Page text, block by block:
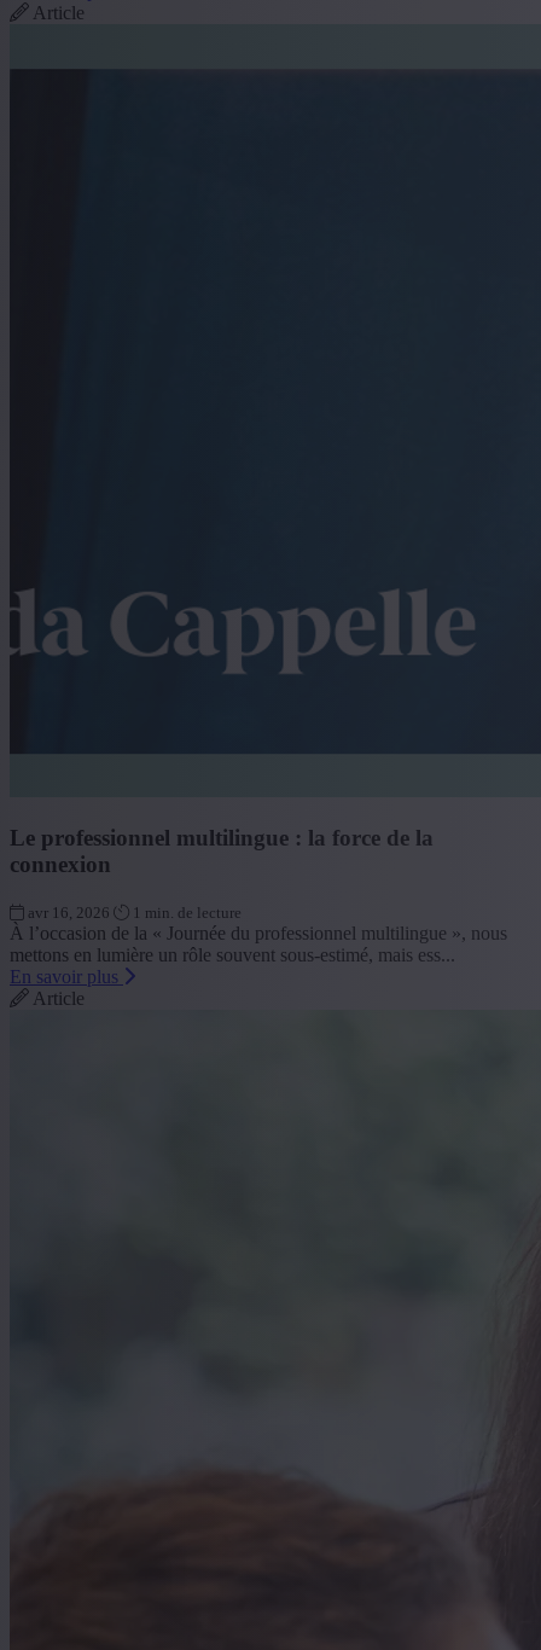
Article
Le professionnel multilingue : la force de la
connexion
avr 16, 2026 1 min. de lecture
À l’occasion de la « Journée du professionnel multilingue », nous
mettons en lumière un rôle souvent sous-estimé, mais ess...
En savoir plus
Article